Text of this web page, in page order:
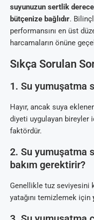
suyunuzun sertlik
bütçenize bağlıdır.
performansını en üst
harcamaların önüne
Sıkça Sorulan
1. Su yumuşatma
Hayır, ancak suya
diyeti uygulayan bireyler
faktördür.
2. Su yumuşatma
bakım gerektirir?
Genellikle tuz seviyesini
yatağını temizlemek için